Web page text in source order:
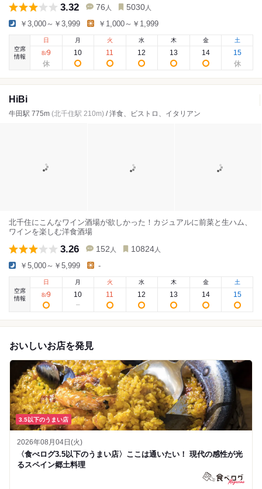
3.32 76 人 5030 人
￥3,000～￥3,999 ￥1,000～￥1,999
空席
情報
日
8/9
月
10
火
11
水
12
木
13
金
14
土
15
HiBi
牛田駅 775m (北千住駅 210m) / 洋食、ビストロ、イタリアン
北千住にこんなワイン酒場が欲しかった！カジュアルに前菜と生ハム、
ワインを楽しむ洋食酒場
3.26 152 人 10824 人
￥5,000～￥5,999 -
空席
情報
日
8/9
月
10
火
11
水
12
木
13
金
14
土
15
おいしいお店を発見
3.5以下のうまい店
2026年08月04日(火)
〈食べログ3.5以下のうまい店〉ここは通いたい！ 現代の感性が光
るスペイン郷土料理